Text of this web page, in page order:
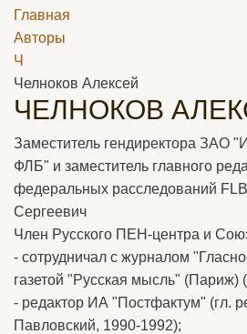
Главная
Авторы
Ч
Челноков Алексей
ЧЕЛНОКОВ
Заместитель гендиректора ЗАО
ФЛБ" и заместитель главного
федеральных расследований
Сергеевич
Член Русского ПЕН-центра и
- сотрудничал с журналом
газетой "Русская мысль" (Париж)
- редактор ИА "Постфактум" (гл.
Павловский, 1990-1992);